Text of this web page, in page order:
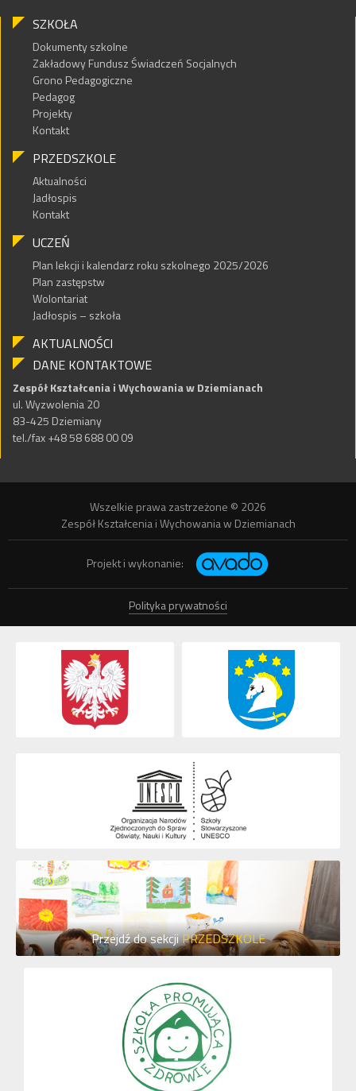
SZKOŁA
Dokumenty szkolne
Zakładowy Fundusz Świadczeń Socjalnych
Grono Pedagogiczne
Pedagog
Projekty
Kontakt
PRZEDSZKOLE
Aktualności
Jadłospis
Kontakt
UCZEŃ
Plan lekcji i kalendarz roku szkolnego 2025/2026
Plan zastępstw
Wolontariat
Jadłospis – szkoła
AKTUALNOŚCI
DANE KONTAKTOWE
Zespół Kształcenia i Wychowania w Dziemianach
ul. Wyzwolenia 20
83-425 Dziemiany
tel./fax +48 58 688 00 09
Wszelkie prawa zastrzeżone © 2026
Zespół Kształcenia i Wychowania w Dziemianach
Projekt i wykonanie:
Polityka prywatności
Przejdź do sekcjiPRZEDSZKOLE